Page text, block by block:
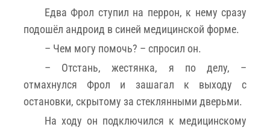
Едва Фрол ступил на перрон, к нему сразу
подошёл андроид в синей медицинской форме.
– Чем могу помочь? – спросил он.
– Отстань, жестянка, я по делу, –
отмахнулся Фрол и зашагал к выходу с
остановки, скрытому за стеклянными дверьми.
На ходу он подключился к медицинскому